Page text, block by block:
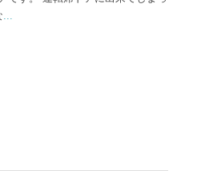
...